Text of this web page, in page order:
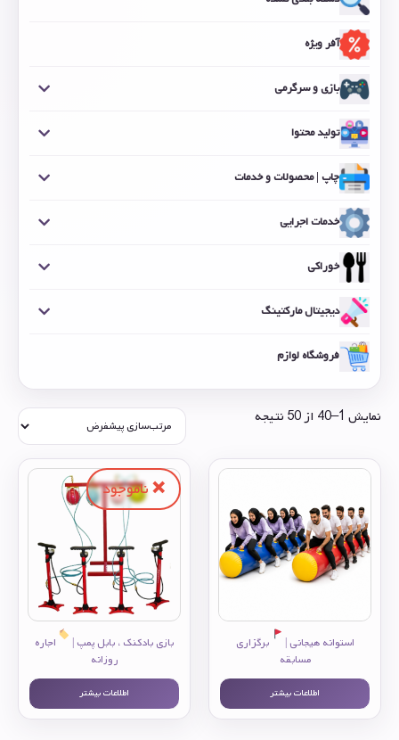
آفر ویژه
بازی و سرگرمی
تولید محتوا
چاپ | محصولات و خدمات
خدمات اجرایی
خوراکی
دیجیتال مارکتینگ
فروشگاه لوازم
نمایش 1–40 از 50 نتیجه
استوانه هیجانی |
برگزاری
مسابقه
اطلاعات بیشتر
بازی بادکنک ، بابل پمپ |
اجاره
روزانه
اطلاعات بیشتر